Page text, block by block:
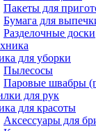
Пакеты для
Бумага для
Разделочные доски
для уборки
Пылесосы
Паровые швабры
для рук
для красоты
Аксессуары для